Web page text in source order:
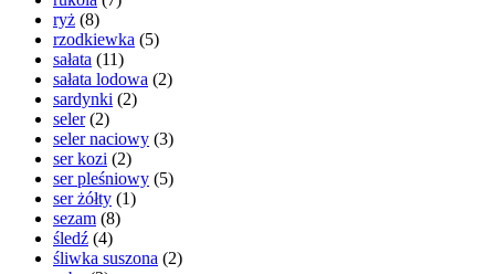
ryż (8)
rzodkiewka (5)
sałata (11)
sałata lodowa (2)
sardynki (2)
seler(2)
seler naciowy (3)
ser kozi (2)
ser pleśniowy (5)
ser żółty (1)
sezam (8)
śledź (4)
śliwka suszona (2)